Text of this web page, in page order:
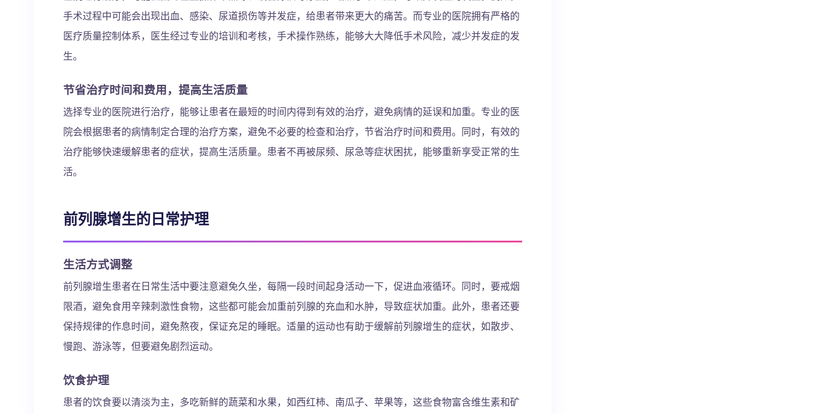
手术过程中可能会出现出血、感染、尿道损伤等并发症，给患者带来更大的痛苦。而专业的医院拥有严格的
医疗质量控制体系，医生经过专业的培训和考核，手术操作熟练，能够大大降低手术风险，减少并发症的发
生。
节省治疗时间和费用，提高生活质量
选择专业的医院进行治疗，能够让患者在最短的时间内得到有效的治疗，避免病情的延误和加重。专业的医
院会根据患者的病情制定合理的治疗方案，避免不必要的检查和治疗，节省治疗时间和费用。同时，有效的
治疗能够快速缓解患者的症状，提高生活质量。患者不再被尿频、尿急等症状困扰，能够重新享受正常的生
活。
前列腺增生的日常护理
生活方式调整
前列腺增生患者在日常生活中要注意避免久坐，每隔一段时间起身活动一下，促进血液循环。同时，要戒烟
限酒，避免食用辛辣刺激性食物，这些都可能会加重前列腺的充血和水肿，导致症状加重。此外，患者还要
保持规律的作息时间，避免熬夜，保证充足的睡眠。适量的运动也有助于缓解前列腺增生的症状，如散步、
慢跑、游泳等，但要避免剧烈运动。
饮食护理
患者的饮食要以清淡为主，多吃新鲜的蔬菜和水果，如西红柿、南瓜子、苹果等，这些食物富含维生素和矿